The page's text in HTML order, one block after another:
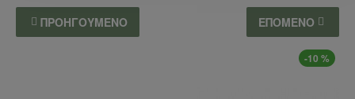
ΠΡΟΗΓΟΎΜΕΝΟ ΕΠΌΜΕΝΟ
-10 %